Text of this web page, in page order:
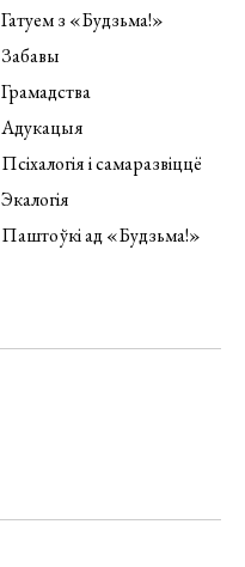
Гатуем з «Будзьма!»
Забавы
Грамадства
Адукацыя
Псіхалогія і самаразвіццё
Экалогія
Паштоўкі ад «Будзьма!»